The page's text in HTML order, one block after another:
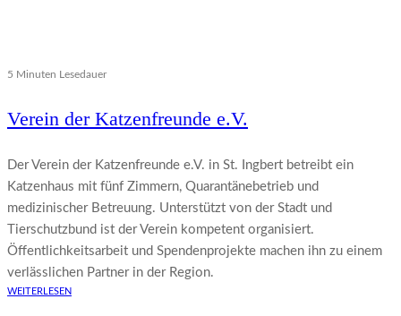
5 Minuten Lesedauer
Verein der Katzenfreunde e.V.
Der Verein der Katzenfreunde e.V. in St. Ingbert betreibt ein
Katzenhaus mit fünf Zimmern, Quarantänebetrieb und
medizinischer Betreuung. Unterstützt von der Stadt und
Tierschutzbund ist der Verein kompetent organisiert.
Öffentlichkeitsarbeit und Spendenprojekte machen ihn zu einem
verlässlichen Partner in der Region.
WEITERLESEN